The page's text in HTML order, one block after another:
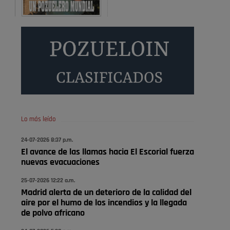
A ver si es posible que haya vivienda para familias con
Pozuelo desbloquea
definitivamente Huerta
Grande: las obras …
Donde pueden inscribirse las personas empadronados
Pozuelo de Alarcón
definitivamente Huerta
Grande: las obras …
También pienso que si no fuéramos tan sucios no haría
falta denunciar nada
Pozuelo de Alarcón
Quejas por el deterioro de
Lo más leído
24-07-2026 8:37 p.m.
El avance de las llamas hacia El Escorial fuerza
nuevas evacuaciones
25-07-2026 12:22 a.m.
Madrid alerta de un deterioro de la calidad del
aire por el humo de los incendios y la llegada
de polvo africano